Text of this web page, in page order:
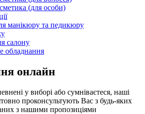
(для особи)
манікюру та педикюру
салону
обладнання
онлайн
у виборі або сумніваєтеся, наші
проконсультують Вас з будь-яких
з нашими пропозиціями